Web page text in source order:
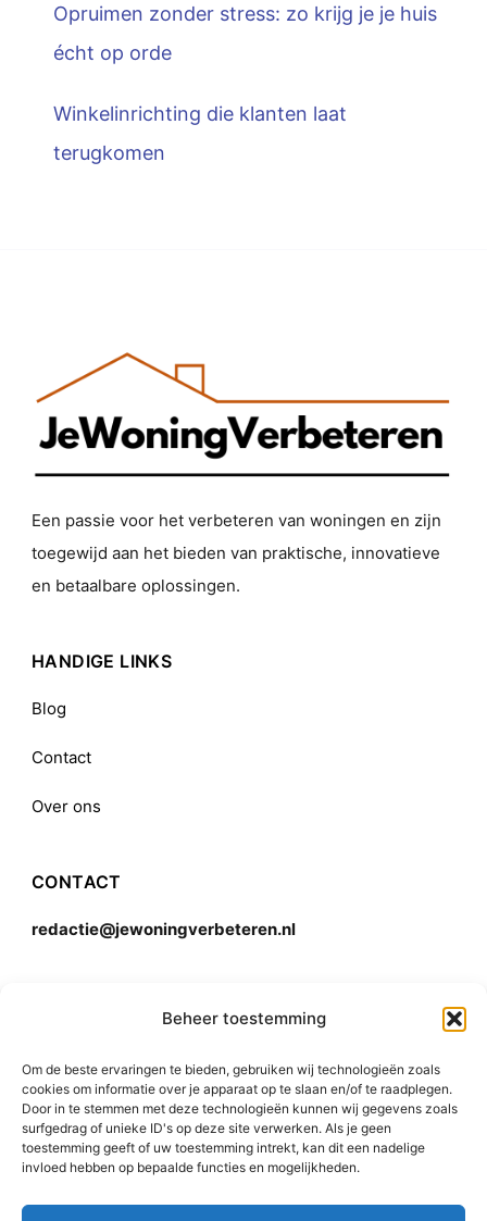
Beheer toestemming
Om de beste ervaringen te bieden, gebruiken wij technologieën zoals
cookies om informatie over je apparaat op te slaan en/of te raadplegen.
Door in te stemmen met deze technologieën kunnen wij gegevens zoals
surfgedrag of unieke ID's op deze site verwerken. Als je geen
toestemming geeft of uw toestemming intrekt, kan dit een nadelige
invloed hebben op bepaalde functies en mogelijkheden.
Opruimen zonder stress: zo krijg je je huis
écht op orde
Winkelinrichting die klanten laat
terugkomen
Een passie voor het verbeteren van woningen en zijn
toegewijd aan het bieden van praktische, innovatieve
en betaalbare oplossingen.
HANDIGE LINKS
Blog
Contact
Over ons
CONTACT
redactie@jewoningverbeteren.nl
Disclaimer